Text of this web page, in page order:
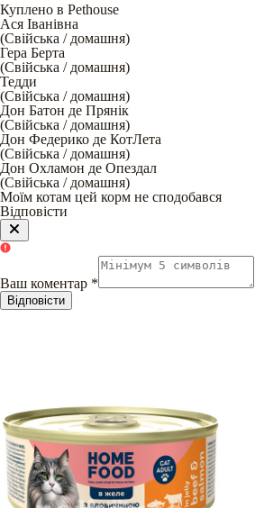
Куплено в Pethouse
Ася Іванівна
(Свійська / домашня)
Гера Берта
(Свійська / домашня)
Тедди
(Свійська / домашня)
Дон Батон де Прянік
(Свійська / домашня)
Дон Федерико де КотЛета
(Свійська / домашня)
Дон Охламон де Опездал
(Свійська / домашня)
Моїм котам цей корм не сподобався
Відповісти
Ваш коментар *
Відповісти